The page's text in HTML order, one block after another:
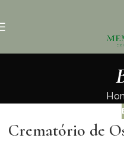
Crematório de